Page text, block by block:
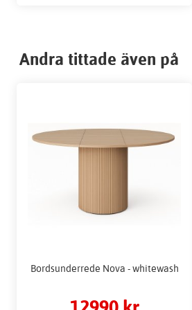
Andra tittade även på
Bordsunderrede Nova - whitewash